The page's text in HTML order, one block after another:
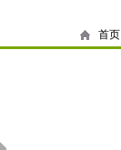
首页